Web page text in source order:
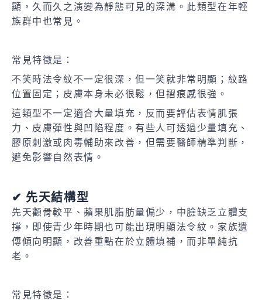
顯，久而久之演變為靜態可見的深溝。此類型在年輕
族群中也常見。
常見特徵是：
不笑時法令紋不一定很深，但一笑就非常明顯；紋路
位置固定；皮膚本身未必很鬆，但摺痕感很強。
這類型不一定適合大量填充，反而要評估表情肌張
力、皮膚彈性與凹陷程度。有些人可透過少量填充、
膠原刺激或肉毒輔助來改善，但需要醫師精準判斷，
避免影響自然表情。
✔ 先天結構型
先天顴骨較平、蘋果肌脂肪量偏少，中臉缺乏立體支
撐，即使青少年時期也可能出現明顯法令紋。家族遺
傳傾向明顯，改善重點在於立體填補，而非單純抗
老。
常見特徵是：